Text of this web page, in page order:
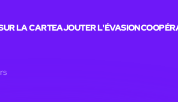
LA CARTEAJOUTER L'ÉVASION